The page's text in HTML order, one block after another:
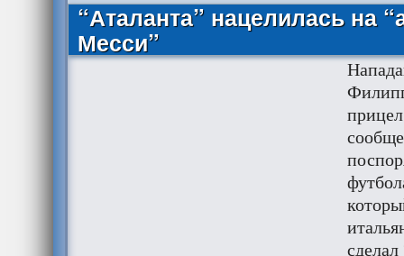
“Аталанта” нацелилась на
Месси”